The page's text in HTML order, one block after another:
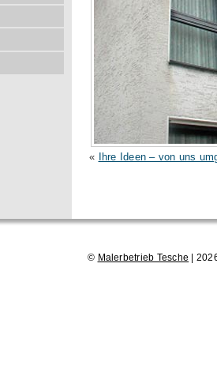
« Ihre Ideen – von uns
© Malerbetrieb Tesche |